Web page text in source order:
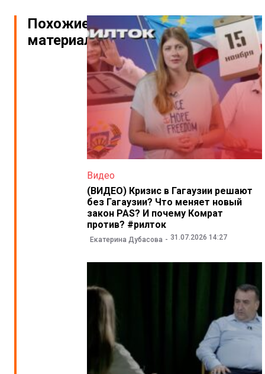
Похожие
материалы
Видео
(ВИДЕО) Кризис в Гагаузии решают
без Гагаузии? Что меняет новый
закон PAS? И почему Комрат
против? #рилток
Екатерина Дубасова 31.07.2026 14:27